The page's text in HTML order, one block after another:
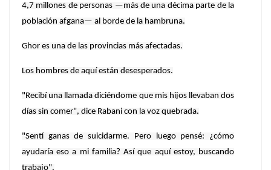
4,7 millones de personas —más de una décima parte de la
población afgana— al borde de la hambruna.
Ghor es una de las provincias más afectadas.
Los hombres de aquí están desesperados.
"Recibí una llamada diciéndome que mis hijos llevaban dos
días sin comer", dice Rabani con la voz quebrada.
"Sentí ganas de suicidarme. Pero luego pensé: ¿cómo
ayudaría eso a mi familia? Así que aquí estoy, buscando
trabajo".